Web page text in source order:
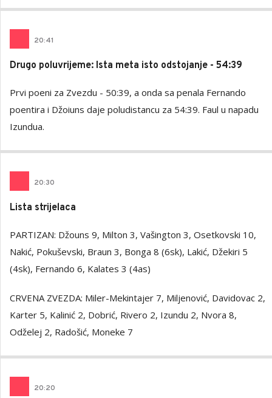
20:41
Drugo poluvrijeme: Ista meta isto odstojanje - 54:39
Prvi poeni za Zvezdu - 50:39, a onda sa penala Fernando
poentira i Džoiuns daje poludistancu za 54:39. Faul u napadu
Izundua.
20:30
Lista strijelaca
PARTIZAN: Džouns 9, Milton 3, Vašington 3, Osetkovski 10,
Nakić, Pokuševski, Braun 3, Bonga 8 (6sk), Lakić, Džekiri 5
(4sk), Fernando 6, Kalates 3 (4as)
CRVENA ZVEZDA: Miler-Mekintajer 7, Miljenović, Davidovac 2,
Karter 5, Kalinić 2, Dobrić, Rivero 2, Izundu 2, Nvora 8,
Odželej 2, Radošić, Moneke 7
20:20